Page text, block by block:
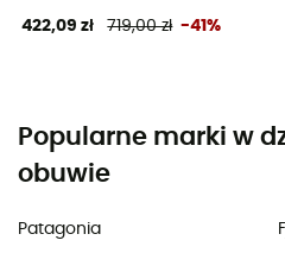
422,09 zł 719,00 zł -41%
Popularne marki w
obuwie
Patagonia